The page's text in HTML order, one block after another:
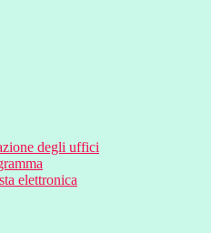
degli uffici
elettronica